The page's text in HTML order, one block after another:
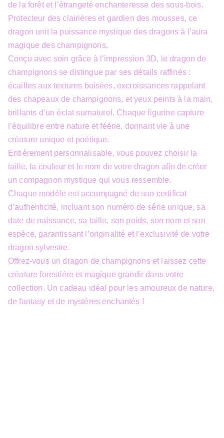
de la forêt et l’étrangeté enchanteresse des sous-bois.
Protecteur des clairières et gardien des mousses, ce
dragon unit la puissance mystique des dragons à l’aura
magique des champignons.
Conçu avec soin grâce à l’impression 3D, le dragon de
champignons se distingue par ses détails raffinés :
écailles aux textures boisées, excroissances rappelant
des chapeaux de champignons, et yeux peints à la main,
brillants d’un éclat surnaturel. Chaque figurine capture
l’équilibre entre nature et féérie, donnant vie à une
créature unique et poétique.
Entièrement personnalisable, vous pouvez choisir la
taille, la couleur et le nom de votre dragon afin de créer
un compagnon mystique qui vous ressemble.
Chaque modèle est accompagné de son certificat
d’authenticité, incluant son numéro de série unique, sa
date de naissance, sa taille, son poids, son nom et son
espèce, garantissant l’originalité et l’exclusivité de votre
dragon sylvestre.
Offrez-vous un dragon de champignons et laissez cette
créature forestière et magique grandir dans votre
collection. Un cadeau idéal pour les amoureux de nature,
de fantasy et de mystères enchantés !